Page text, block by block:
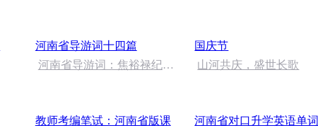
河南省导游词十四篇
河南省导游词：焦裕禄纪念
国庆节
山河共庆，盛世长歌
教师考编笔试：河南省版课
河南省对口升学英语单词